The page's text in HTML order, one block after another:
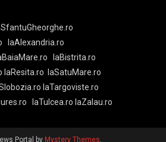
laAlexandria.ro
laBistrita.ro
laResita.ro
laSatuMare.ro
laTargoviste.ro
laTulcea.ro laZalau.ro
Portal by Mystery Themes.